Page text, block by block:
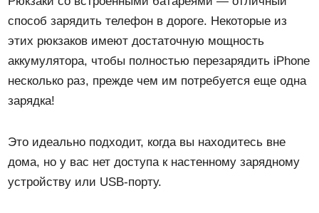
способ зарядить телефон в дороге. Некоторые из
этих рюкзаков имеют достаточную мощность
аккумулятора, чтобы полностью перезарядить iPhone
несколько раз, прежде чем им потребуется еще одна
зарядка!
Это идеально подходит, когда вы находитесь вне
дома, но у вас нет доступа к настенному зарядному
устройству или USB-порту.